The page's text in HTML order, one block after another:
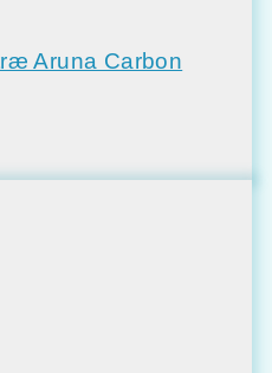
Aruna Carbon